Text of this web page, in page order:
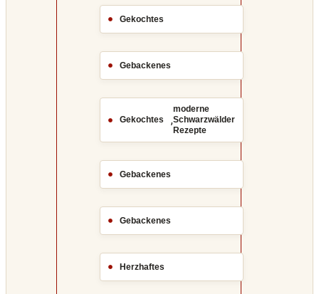
Gekochtes
Gebackenes
Gekochtes ,
moderne
Schwarzwälder
Rezepte
Gebackenes
Gebackenes
Herzhaftes